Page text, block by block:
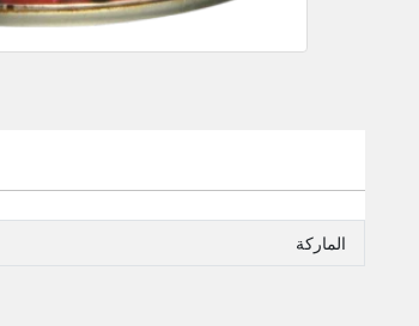
الماركة